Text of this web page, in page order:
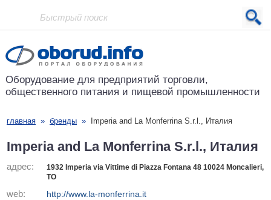
Проект основан в 2001 году
Оборудование для предприятий торговли,
общественного питания и пищевой промышленности
главная » бренды » Imperia and La Monferrina S.r.l., Италия
Imperia and La Monferrina S.r.l., Италия
адрес:
1932 Imperia via Vittime di Piazza Fontana 48 10024 Moncalieri,
TO
web: http://www.la-monferrina.it